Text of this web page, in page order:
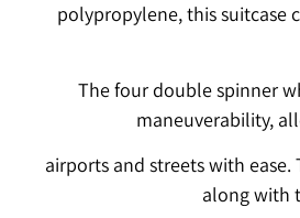
polypropylene, this suitcase
The four double spinner
maneuverability,
airports and streets with
along with